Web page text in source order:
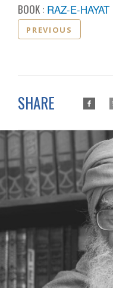
BOOK : RAZ-E-HAYAT
PREVIOUS
SHARE